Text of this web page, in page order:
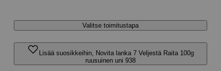
Valitse toimitustapa
Lisää suosikkeihin, Novita lanka 7 Veljestä Raita 100g
ruusuinen uni 938